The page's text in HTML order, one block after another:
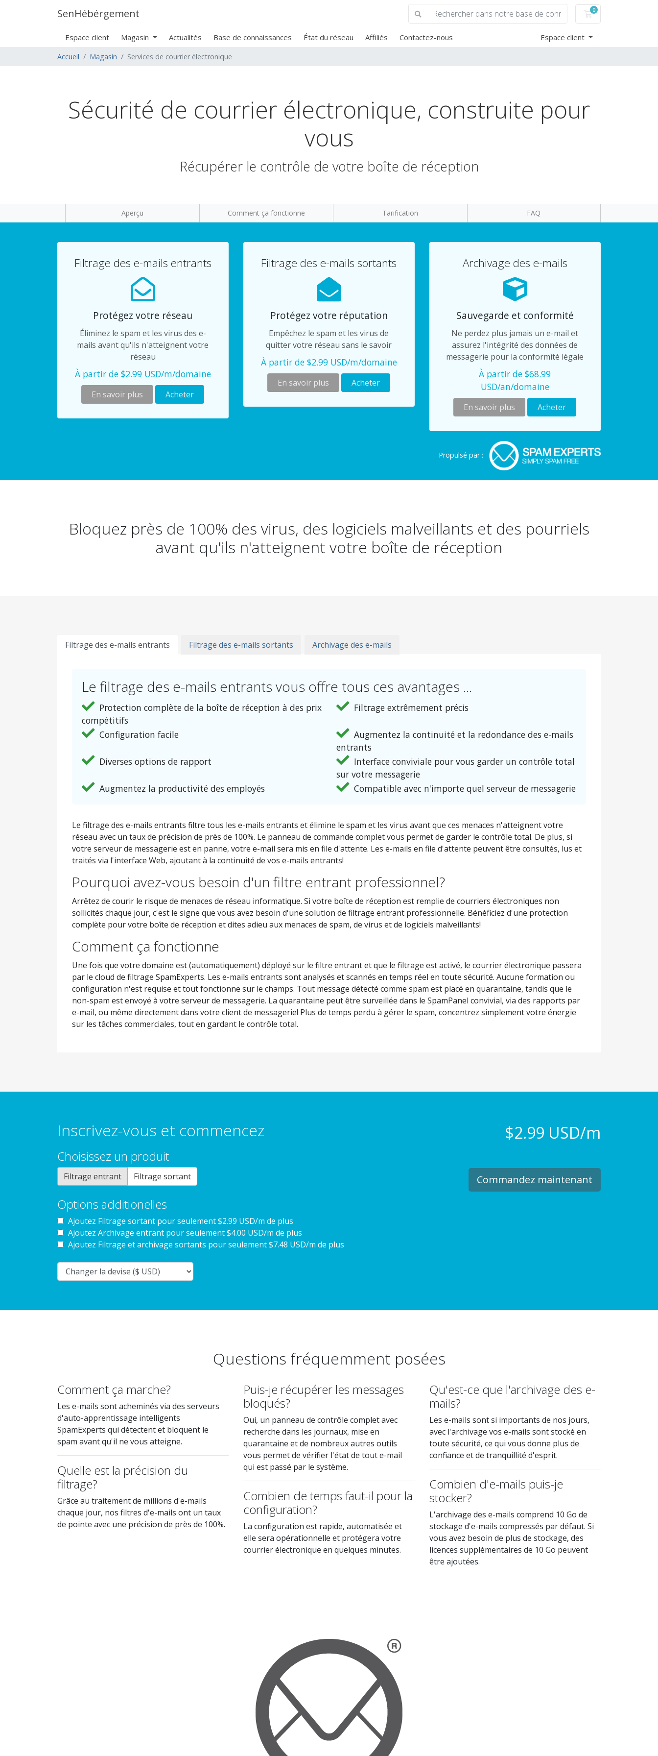
SenHébérgement 0
Votre panier
Espace client Magasin Actualités Base de connaissances État du réseau Affiliés Contactez-nous Espace client
Accueil Magasin Services de courrier électronique
Sécurité de courrier électronique, construite pour
vous
Récupérer le contrôle de votre boîte de réception
Aperçu Comment ça fonctionne Tarification FAQ
Filtrage des e-mails entrants
Protégez votre réseau
Éliminez le spam et les virus des e-
mails avant qu'ils n'atteignent votre
réseau
À partir de $2.99 USD/m/domaine
En savoir plus Acheter
Filtrage des e-mails sortants
Protégez votre réputation
Empêchez le spam et les virus de
quitter votre réseau sans le savoir
À partir de $2.99 USD/m/domaine
En savoir plus Acheter
Archivage des e-mails
Sauvegarde et conformité
Ne perdez plus jamais un e-mail et
assurez l'intégrité des données de
messagerie pour la conformité légale
À partir de $68.99
USD/an/domaine
En savoir plus Acheter
Propulsé par :
Bloquez près de 100% des virus, des logiciels malveillants et des pourriels
avant qu'ils n'atteignent votre boîte de réception
Filtrage des e-mails entrants Filtrage des e-mails sortants Archivage des e-mails
Le filtrage des e-mails entrants vous offre tous ces avantages ...
Protection complète de la boîte de réception à des prix
compétitifs
Filtrage extrêmement précis
Configuration facile
Augmentez la continuité et la redondance des e-mails
entrants
Diverses options de rapport
Interface conviviale pour vous garder un contrôle total
sur votre messagerie
Augmentez la productivité des employés
Compatible avec n'importe quel serveur de messagerie
Le filtrage des e-mails entrants filtre tous les e-mails entrants et élimine le spam et les virus avant que ces menaces n'atteignent votre
réseau avec un taux de précision de près de 100%. Le panneau de commande complet vous permet de garder le contrôle total. De plus, si
votre serveur de messagerie est en panne, votre e-mail sera mis en file d'attente. Les e-mails en file d'attente peuvent être consultés, lus et
traités via l'interface Web, ajoutant à la continuité de vos e-mails entrants!
Pourquoi avez-vous besoin d'un filtre entrant professionnel?
Arrêtez de courir le risque de menaces de réseau informatique. Si votre boîte de réception est remplie de courriers électroniques non
sollicités chaque jour, c'est le signe que vous avez besoin d'une solution de filtrage entrant professionnelle. Bénéficiez d'une protection
complète pour votre boîte de réception et dites adieu aux menaces de spam, de virus et de logiciels malveillants!
Comment ça fonctionne
Une fois que votre domaine est (automatiquement) déployé sur le filtre entrant et que le filtrage est activé, le courrier électronique passera
par le cloud de filtrage SpamExperts. Les e-mails entrants sont analysés et scannés en temps réel en toute sécurité. Aucune formation ou
configuration n'est requise et tout fonctionne sur le champs. Tout message détecté comme spam est placé en quarantaine, tandis que le
non-spam est envoyé à votre serveur de messagerie. La quarantaine peut être surveillée dans le SpamPanel convivial, via des rapports par
e-mail, ou même directement dans votre client de messagerie! Plus de temps perdu à gérer le spam, concentrez simplement votre énergie
sur les tâches commerciales, tout en gardant le contrôle total.
Inscrivez-vous et commencez
Choisissez un produit
Filtrage entrant Filtrage sortant
Options additionelles
Ajoutez Filtrage sortant pourseulement $2.99 USD/m de plus
Ajoutez Archivage entrant pourseulement $4.00 USD/m de plus
Ajoutez Filtrage et archivage sortants pourseulement $7.48 USD/m de plus
$2.99 USD/m
Commandez maintenant
Questions fréquemment posées
Comment ça marche?
Les e-mails sont acheminés via des serveurs
d'auto-apprentissage intelligents
SpamExperts qui détectent et bloquent le
spam avant qu'il ne vous atteigne.
Quelle est la précision du
filtrage?
Grâce au traitement de millions d'e-mails
chaque jour, nos filtres d'e-mails ont un taux
de pointe avec une précision de près de 100%.
Puis-je récupérer les messages
bloqués?
Oui, un panneau de contrôle complet avec
recherche dans les journaux, mise en
quarantaine et de nombreux autres outils
vous permet de vérifier l'état de tout e-mail
qui est passé par le système.
Combien de temps faut-il pour la
configuration?
La configuration est rapide, automatisée et
elle sera opérationnelle et protégera votre
courrier électronique en quelques minutes.
Qu'est-ce que l'archivage des e-
mails?
Les e-mails sont si importants de nos jours,
avec l'archivage vos e-mails sont stocké en
toute sécurité, ce qui vous donne plus de
confiance et de tranquillité d'esprit.
Combien d'e-mails puis-je
stocker?
L'archivage des e-mails comprend 10 Go de
stockage d'e-mails compressés par défaut. Si
vous avez besoin de plus de stockage, des
licences supplémentaires de 10 Go peuvent
être ajoutées.